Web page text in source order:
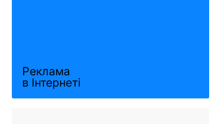
Реклама
в Інтернеті